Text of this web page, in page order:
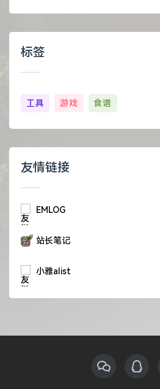
标签
工具 游戏 食谱
友情链接
EMLOG
站长笔记
小雅alist